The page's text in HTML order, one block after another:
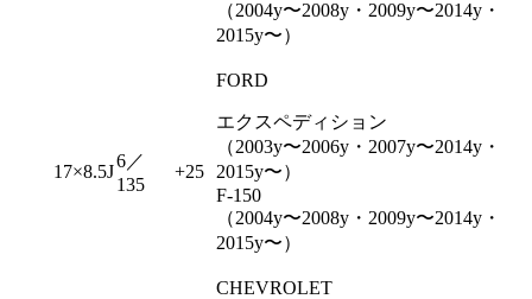
（2004y〜2008y・2009y〜2014y・
2015y〜）
17×8.5J
6／
135
+25
FORD
エクスペディション
（2003y〜2006y・2007y〜2014y・
2015y〜）
F-150
（2004y〜2008y・2009y〜2014y・
2015y〜）
CHEVROLET